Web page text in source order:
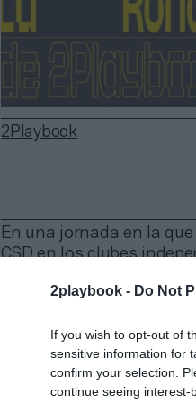
2playbook - Do Not
If you wish to opt-out of
sensitive information for
confirm your selection.
continue seeing
2Playbook
En una jornada en la
CSD en los clubes
Los gimnasios Life
La cadena de
la Major League